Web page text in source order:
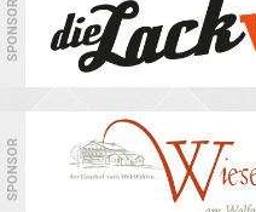
SPONSOR
SPONSOR